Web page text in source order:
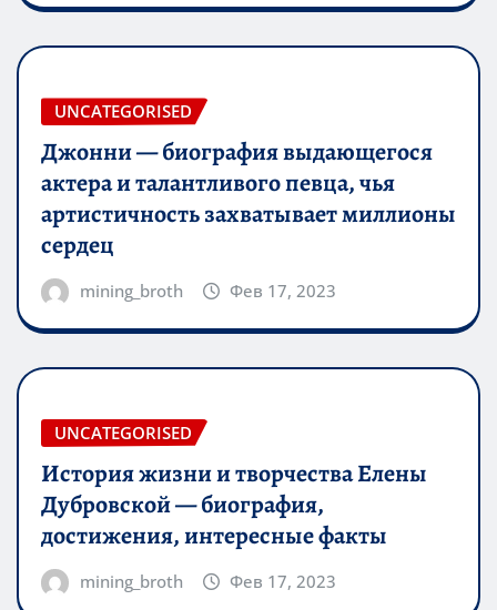
UNCATEGORISED
Джонни — биография выдающегося
актера и талантливого певца, чья
артистичность захватывает миллионы
сердец
mining_broth Фев 17, 2023
UNCATEGORISED
История жизни и творчества Елены
Дубровской — биография,
достижения, интересные факты
mining_broth Фев 17, 2023